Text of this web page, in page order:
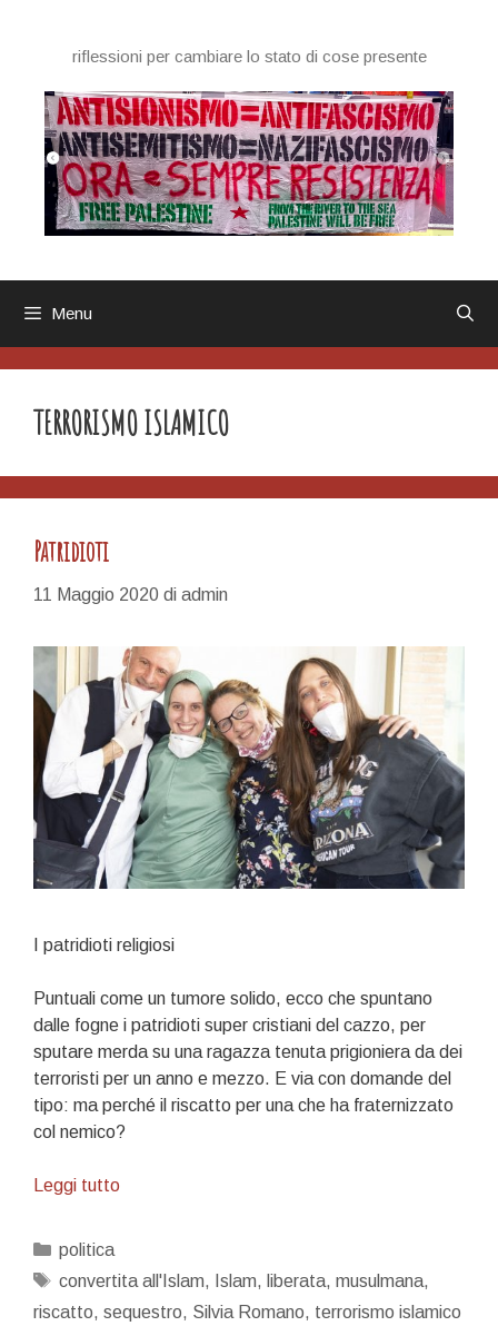
contenutoriflessioni per cambiare lo stato di cose presente
Menu
TERRORISMO ISLAMICO
Patridioti
11 Maggio 2020 di admin
I patridioti religiosi
Puntuali come un tumore solido, ecco che spuntano
dalle fogne i patridioti super cristiani del cazzo, per
sputare merda su una ragazza tenuta prigioniera da dei
terroristi per un anno e mezzo. E via con domande del
tipo: ma perché il riscatto per una che ha fraternizzato
col nemico?
Leggi tuttoPatridioti
Categorie
politica
Tag
convertita all'Islam, Islam, liberata, musulmana,
riscatto, sequestro, Silvia Romano, terrorismo islamico